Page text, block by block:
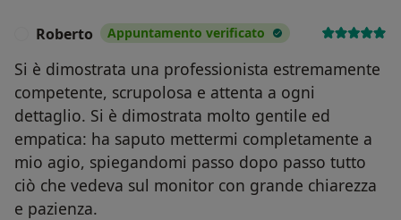
Roberto Appuntamento verificato
Si è dimostrata una professionista estremamente
competente, scrupolosa e attenta a ogni
dettaglio. Si è dimostrata molto gentile ed
empatica: ha saputo mettermi completamente a
mio agio, spiegandomi passo dopo passo tutto
ciò che vedeva sul monitor con grande chiarezza
e pazienza.